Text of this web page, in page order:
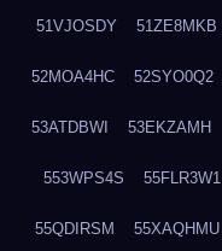
51VJOSDY 51ZE8MKB
52MOA4HC 52SYO0Q2
53ATDBWI 53EKZAMH
553WPS4S 55FLR3W1
55QDIRSM 55XAQHMU